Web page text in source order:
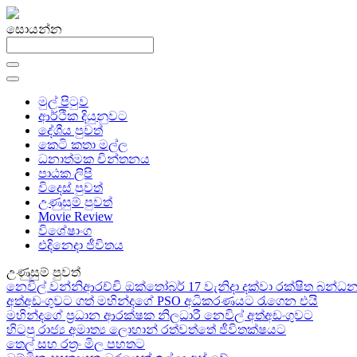
සොයන්න
මුල් පිටුව
ආර්ථික දියුනුවට
දේශීය පුවත්
කෙටි කතා මල්ල
ධනාත්මක චින්තනය
පාඨක ලිපි
විදෙස් පුවත්
උණුසුම් පුවත්
Movie Review
විශේෂාංග
එදිනෙදා ජීවිතය
උණුසුම් පුවත්
නෙවිල් වන්නිආරච්චි ඔක්තෝබර් 17 වැනිදා දක්වා රක්ෂිත
අත්අඩංගුවට ගත් මහින්දගේ PSO අධිකරණයට රැගෙන එයි
මහින්දගේ ප්‍රධාන ආරක්ෂක නිලධාරී නෙවිල් අත්අඩංගුවට
හිටපු රාජ්‍ය අමාත්‍ය ලොහාන් රත්වත්තේ ජීවිතක්ෂයට
තෙල් සහ රත්‍රං මිල පහතට